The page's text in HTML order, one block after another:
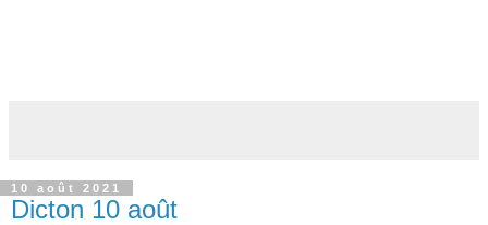
10 août 2021
Dicton 10 août